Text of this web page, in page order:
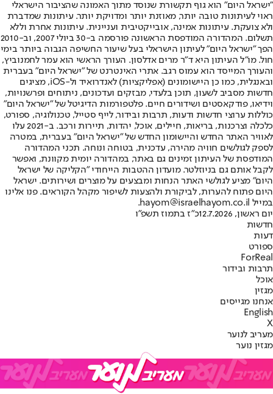
"ישראל היום" הוא גוף תקשורת שנוסד מתוך האמונה שהציבור הישראלי
ראוי לעיתונות טובה יותר, מאוזנת יותר ומדויקת יותר. עיתונות שמדברת
ולא צועקת. עיתונות אמינה, אובייקטיבית ועניינית. עיתונות אחרת וללא
תשלום. המהדורה המודפסת הראשונה פורסמה ב-30 ביולי 2007, וב-2010
הפך "ישראל היום" לעיתון הישראלי בעל שיעור החשיפה הגבוה ביותר בימי
חול. מו"ל העיתון היא ד"ר מרים אדלסון. העורך הראשי הוא עמר לחמנוביץ,
והעורך המייסד הוא עמוס רגב. אתרי האינטרנט של "ישראל היום" בעברית
ובאנגלית, כמו כן היישומונים (אפליקציות) לאנדרואיד ול-iOS, מציגים
חדשות מסביב לשעון, תוכן בלעדי, מבזקים ועדכונים, ניתוחים ופרשנויות,
וידיאו, פודקאסטים ושידורים חיים. פלטפורמות הדיגיטל של "ישראל היום"
כוללות ערוצי חדשות ודעות, תרבות ובידור, לייף סטייל, טכנולוגיה, ספורט,
כלכלה וצרכנות, בריאות, חיילים, אוכל, יהדות, תיירות ורכב. ב-2021 עלו
לאוויר האתר החדש והיישומון החדש של "ישראל היום" בעברית, במטרה
לספק לגולשים חוויה מהירה, עדכנית, בטוחה ונוחה. תכני המהדורה
המודפסת של העיתון זמינים גם באתר, במהדורה יומית מקוונת, ואפשר
לקבל אותם גם בניוזלטר. מועדון ההטבות הייחודי "הקליקה של ישראל
היום" מציע לגולשי האתר הנחות ומבצעים על מוצרים ושירותים. ישראל
היום פתוח להערות, לביקורת ולהצעות לשיפור מקהל הקוראים. פנו אלינו
במייל hayom@israelhayom.co.il.
יום ראשון, 12.7.2026
כ"ז בתמוז תשפ"ו
חדשות
דעות
ספורט
ForReal
תרבות ובידור
אוכל
מגזין
אנחנו מגייסים
English
X
מעריב לנוער
מגזין נוער